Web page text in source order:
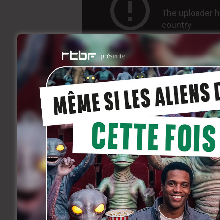
Natacha Régnier
Le fils de Joseph
juillet 20, 2016
Coming soon
Vincent, un adolescent, a été élevé
de lui révéler le nom de son père.
cynique, Oscar Pormenor. Le jeune
sa rencontre avec Joseph, un homme
sa mère